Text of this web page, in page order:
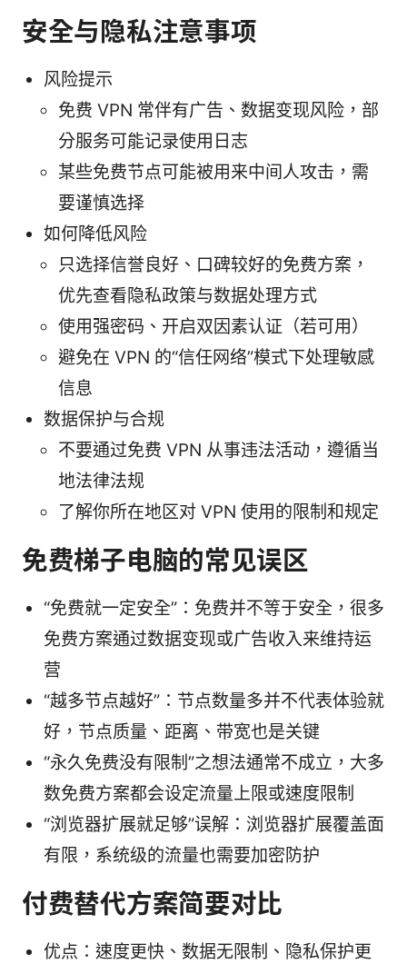
安全与隐私注意事项
风险提示
免费 VPN 常伴有广告、数据变现风险，部
分服务可能记录使用日志
某些免费节点可能被用来中间人攻击，需
要谨慎选择
如何降低风险
只选择信誉良好、口碑较好的免费方案，
优先查看隐私政策与数据处理方式
使用强密码、开启双因素认证（若可用）
避免在 VPN 的“信任网络”模式下处理敏感
信息
数据保护与合规
不要通过免费 VPN 从事违法活动，遵循当
地法律法规
了解你所在地区对 VPN 使用的限制和规定
免费梯子电脑的常见误区
“免费就一定安全”：免费并不等于安全，很多
免费方案通过数据变现或广告收入来维持运
营
“越多节点越好”：节点数量多并不代表体验就
好，节点质量、距离、带宽也是关键
“永久免费没有限制”之想法通常不成立，大多
数免费方案都会设定流量上限或速度限制
“浏览器扩展就足够”误解：浏览器扩展覆盖面
有限，系统级的流量也需要加密防护
付费替代方案简要对比
优点：速度更快、数据无限制、隐私保护更